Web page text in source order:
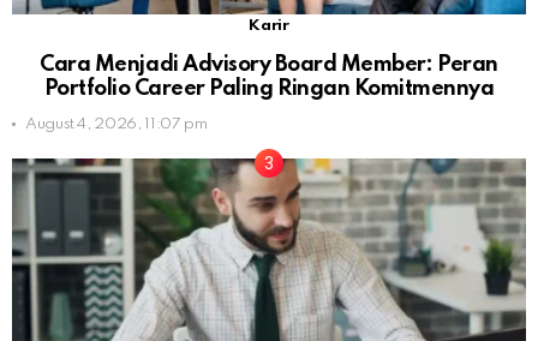
Karir
Cara Menjadi Advisory Board Member: Peran
Portfolio Career Paling Ringan Komitmennya
August 4, 2026, 11:07 pm